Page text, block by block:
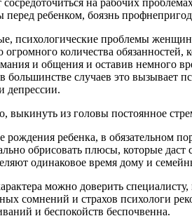
ребенком, боязнь
психологические проблемы
огромного количества
и общения и оставив немного
большинстве случаев это
депрессии.
из головы постоянное
ребенка, в обязательном
обрисовать плюсы, которые
одинаковое время дому и
можно доверить
сомнений и страхов психологи
и беспокойств беспочвенна.